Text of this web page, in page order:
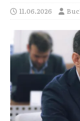
11.06.2026